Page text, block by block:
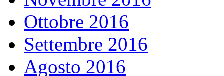
Ottobre 2016
Settembre 2016
Agosto 2016